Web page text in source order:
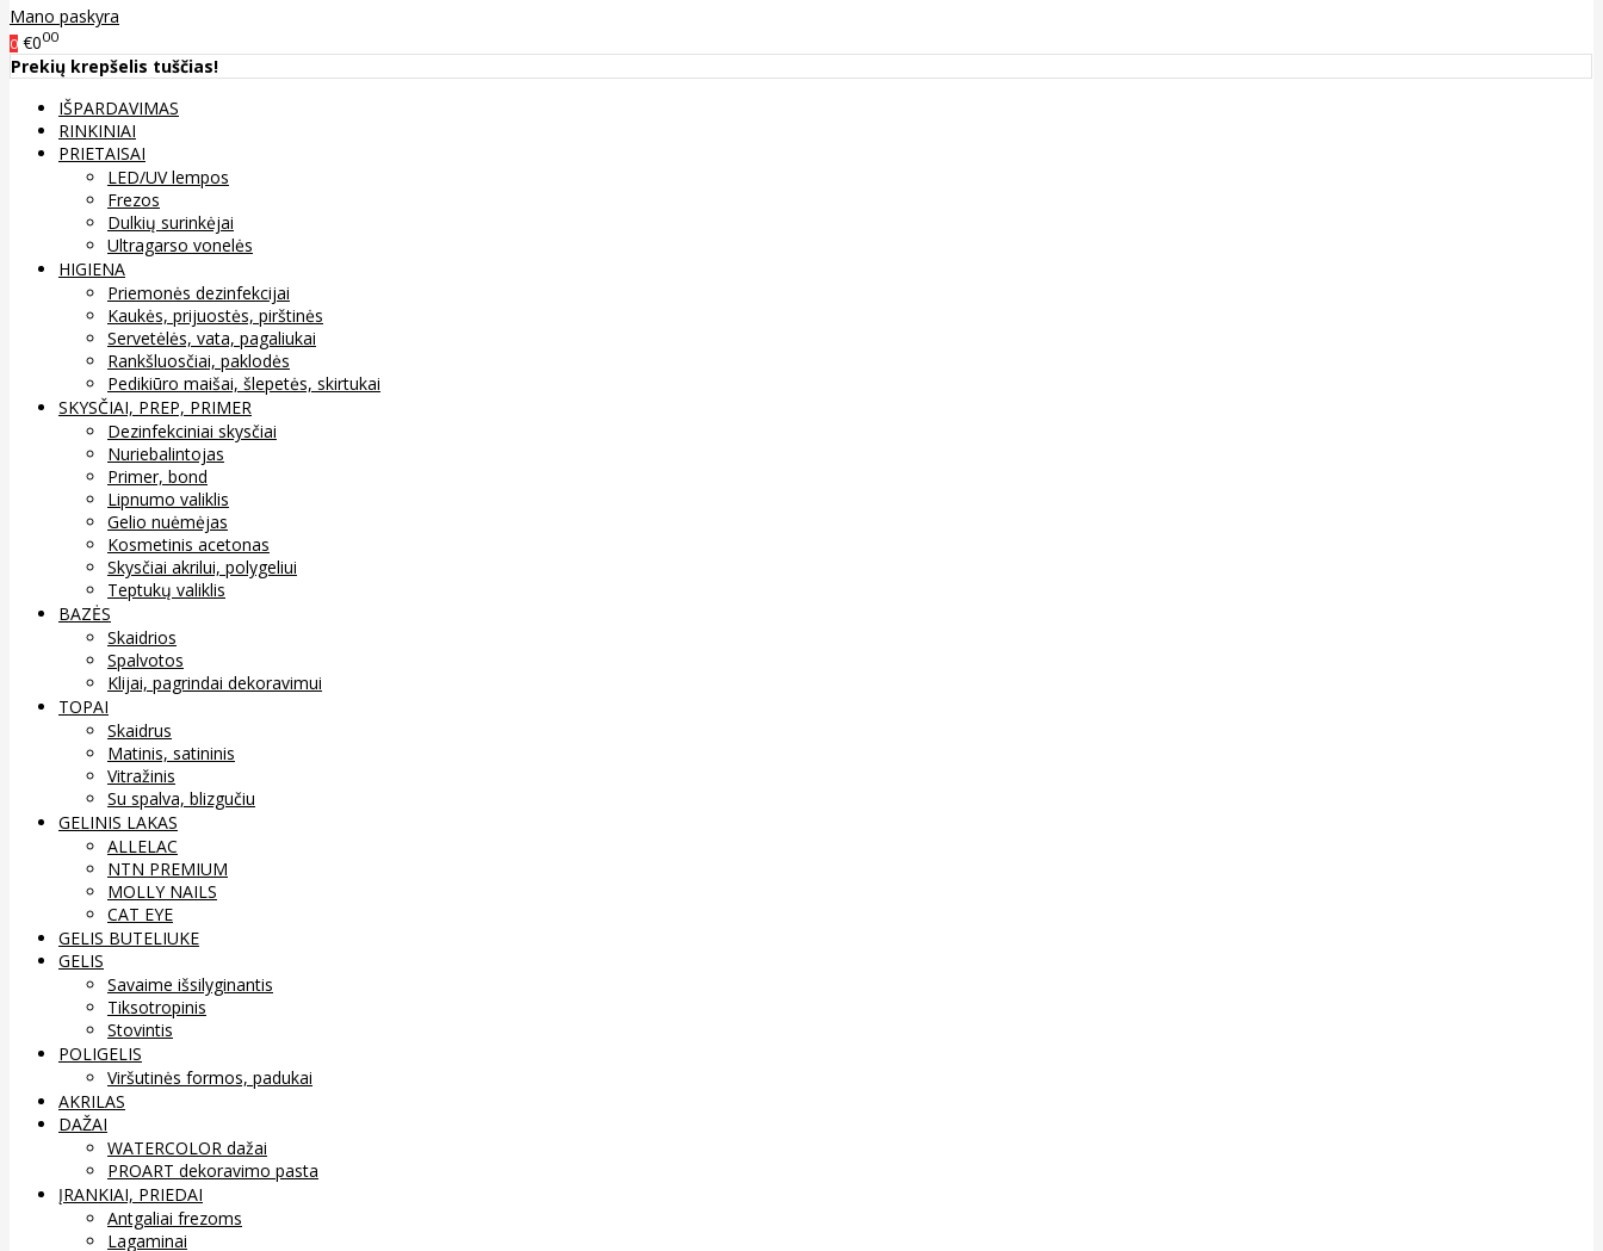
Mano paskyra
0 €000
Prekių krepšelis tuščias!
IŠPARDAVIMAS
RINKINIAI
PRIETAISAI
LED/UV lempos
Frezos
Dulkių surinkėjai
Ultragarso vonelės
HIGIENA
Priemonės dezinfekcijai
Kaukės, prijuostės, pirštinės
Servetėlės, vata, pagaliukai
Rankšluosčiai, paklodės
Pedikiūro maišai, šlepetės, skirtukai
SKYSČIAI, PREP, PRIMER
Dezinfekciniai skysčiai
Nuriebalintojas
Primer, bond
Lipnumo valiklis
Gelio nuėmėjas
Kosmetinis acetonas
Skysčiai akrilui, polygeliui
Teptukų valiklis
BAZĖS
Skaidrios
Spalvotos
Klijai, pagrindai dekoravimui
TOPAI
Skaidrus
Matinis, satininis
Vitražinis
Su spalva, blizgučiu
GELINIS LAKAS
ALLELAC
NTN PREMIUM
MOLLY NAILS
CAT EYE
GELIS BUTELIUKE
GELIS
Savaime išsilyginantis
Tiksotropinis
Stovintis
POLIGELIS
Viršutinės formos, padukai
AKRILAS
DAŽAI
WATERCOLOR dažai
PROART dekoravimo pasta
ĮRANKIAI, PRIEDAI
Antgaliai frezoms
Lagaminai